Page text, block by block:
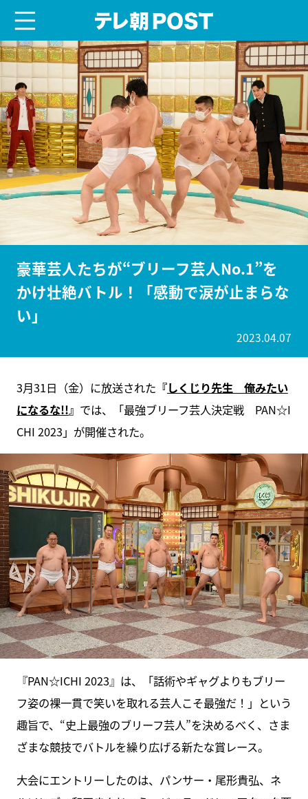
豪華芸人たちが“ブリーフ芸人No.1”を
かけ壮絶バトル！「感動で涙が止まらな
い」
2023.04.07
3月31日（金）に放送された 『しくじり先生 俺みたい
になるな!!』 では、「最強ブリーフ芸人決定戦 PAN☆I
CHI 2023」が開催された。
『PAN☆ICHI 2023』は、「話術やギャグよりもブリー
フ姿の裸一貫で笑いを取れる芸人こそ最強だ！」という
趣旨で、“史上最強のブリーフ芸人”を決めるべく、さま
ざまな競技でバトルを繰り広げる新たな賞レース。
大会にエントリーしたのは、パンサー・尾形貴弘、ネ